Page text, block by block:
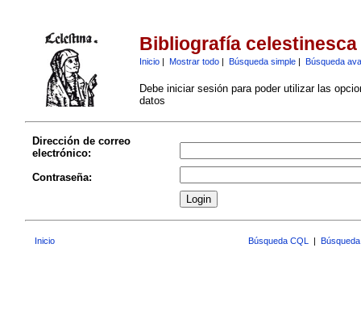
Bibliografía celestinesca
Inicio| Mostrar todo| Búsqueda simple| Búsqueda
Debe iniciar sesión para poder utilizar las
datos
Dirección de correo
electrónico:
Contraseña:
Inicio Búsqueda CQL |